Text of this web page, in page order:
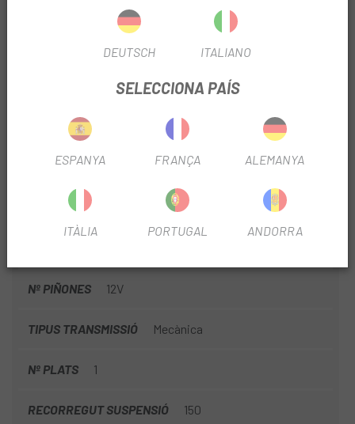
Specialized Alloy, Tubeless Ready, 29mm
MATERIAL
FRENO Disco
29"
Nº PIÑONES 12V
TIPUS TRANSMISSIÓ Mecànica
Nº PLATS 1
RECORREGUT SUSPENSIÓ 150
DEUTSCH ITALIANO
SELECCIONA PAÍS
ESPANYA FRANÇA ALEMANYA
ITÀLIA PORTUGAL ANDORRA